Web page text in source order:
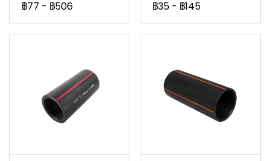
฿77 - ฿506 ฿35 - ฿145